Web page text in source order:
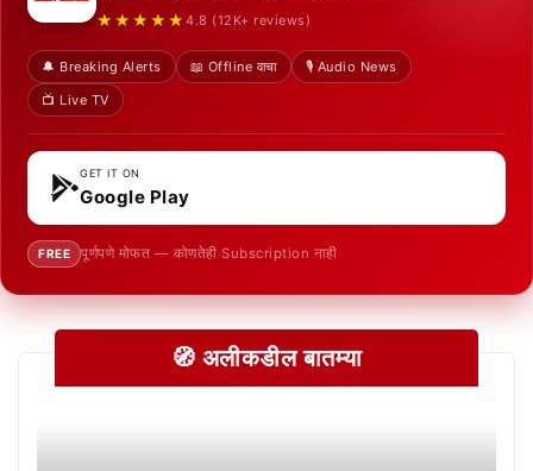
★★★★★ 4.8 (12K+ reviews)
🔔 Breaking Alerts 📖 Offline वाचा
🎙️ Audio News
📺 Live TV
GET IT ON
Google Play
FREE पूर्णपणे मोफत — कोणतेही Subscription नाही
🧭 अलीकडील बातम्या